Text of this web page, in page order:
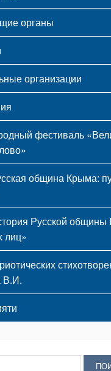
органы
организации
фестиваль
община Крыма:
Русской
лиц»
В.И.